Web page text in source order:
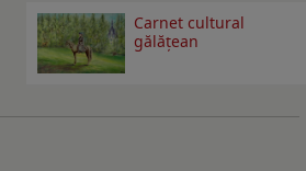
Carnet cultural
gălăţean